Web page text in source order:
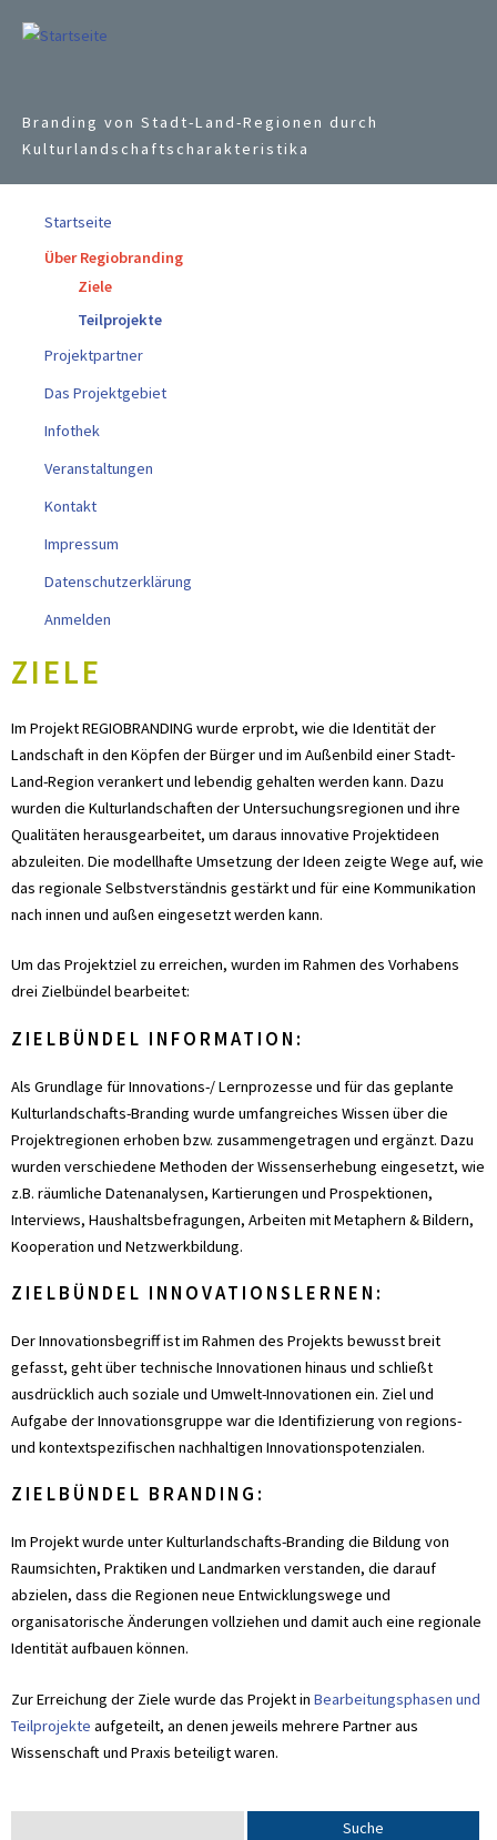
Branding von Stadt-Land-Regionen durch
Kulturlandschaftscharakteristika
Startseite
Über Regiobranding
Ziele
Teilprojekte
Projektpartner
Das Projektgebiet
Infothek
Veranstaltungen
Kontakt
Impressum
Datenschutzerklärung
Anmelden
ZIELE
Im Projekt REGIOBRANDING wurde erprobt, wie die Identität der
Landschaft in den Köpfen der Bürger und im Außenbild einer Stadt-
Land-Region verankert und lebendig gehalten werden kann. Dazu
wurden die Kulturlandschaften der Untersuchungsregionen und ihre
Qualitäten herausgearbeitet, um daraus innovative Projektideen
abzuleiten. Die modellhafte Umsetzung der Ideen zeigte Wege auf, wie
das regionale Selbstverständnis gestärkt und für eine Kommunikation
nach innen und außen eingesetzt werden kann.
Um das Projektziel zu erreichen, wurden im Rahmen des Vorhabens
drei Zielbündel bearbeitet:
ZIELBÜNDEL INFORMATION:
Als Grundlage für Innovations-/ Lernprozesse und für das geplante
Kulturlandschafts-Branding wurde umfangreiches Wissen über die
Projektregionen erhoben bzw. zusammengetragen und ergänzt. Dazu
wurden verschiedene Methoden der Wissenserhebung eingesetzt, wie
z.B. räumliche Datenanalysen, Kartierungen und Prospektionen,
Interviews, Haushaltsbefragungen, Arbeiten mit Metaphern & Bildern,
Kooperation und Netzwerkbildung.
ZIELBÜNDEL INNOVATIONSLERNEN:
Der Innovationsbegriff ist im Rahmen des Projekts bewusst breit
gefasst, geht über technische Innovationen hinaus und schließt
ausdrücklich auch soziale und Umwelt-Innovationen ein. Ziel und
Aufgabe der Innovationsgruppe war die Identifizierung von regions-
und kontextspezifischen nachhaltigen Innovationspotenzialen.
ZIELBÜNDEL BRANDING:
Im Projekt wurde unter Kulturlandschafts-Branding die Bildung von
Raumsichten, Praktiken und Landmarken verstanden, die darauf
abzielen, dass die Regionen neue Entwicklungswege und
organisatorische Änderungen vollziehen und damit auch eine regionale
Identität aufbauen können.
Zur Erreichung der Ziele wurde das Projekt in Bearbeitungsphasen und
Teilprojekte aufgeteilt, an denen jeweils mehrere Partner aus
Wissenschaft und Praxis beteiligt waren.